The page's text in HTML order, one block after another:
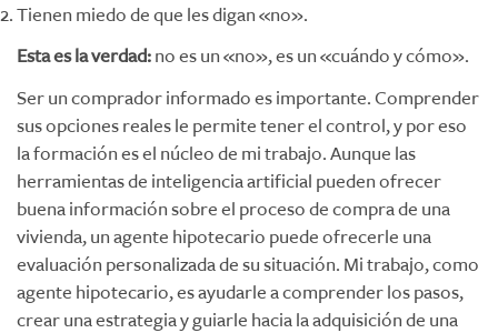
Tienen miedo de que les digan «no».
Esta es la verdad:no es un «no», es un «cuándo y cómo».
Ser un comprador informado es importante. Comprender
sus opciones reales le permite tener el control, y por eso
la formación es el núcleo de mi trabajo. Aunque las
herramientas de inteligencia artificial pueden ofrecer
buena información sobre el proceso de compra de una
vivienda, un agente hipotecario puede ofrecerle una
evaluación personalizada de su situación. Mi trabajo, como
agente hipotecario, es ayudarle a comprender los pasos,
crear una estrategia y guiarle hacia la adquisición de una